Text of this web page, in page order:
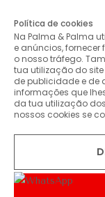
PALMA &
APOIO AO
CONTACTOS
* Salvo indicação
válidas até ao dia
Política de cookies
Na Palma & Palma
e anúncios,
o nosso tráfego.
tua utilização do
de publicidade e de
informações que
da tua utilização
nossos cookies se